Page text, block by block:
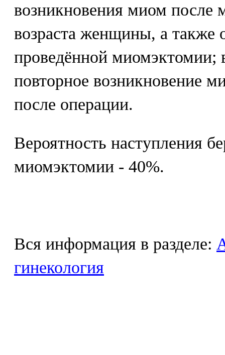
возникновения миом после
возраста женщины, а также
проведённой миомэктомии;
повторное возникновение
после операции.
Вероятность наступления
миомэктомии - 40%.
Вся информация в разделе:
гинекология